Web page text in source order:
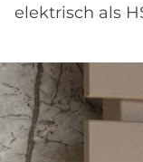
elektrisch als